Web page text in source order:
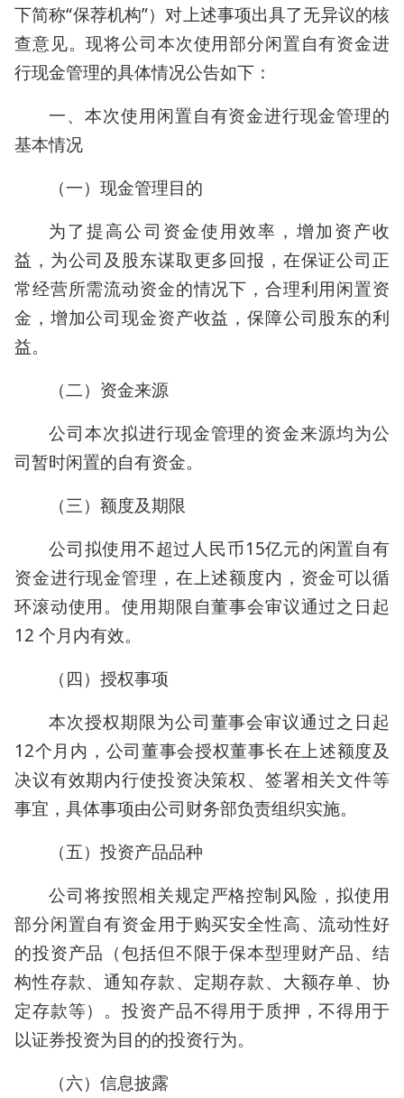
下简称“保荐机构”）对上述事项出具了无异议的核
查意见。现将公司本次使用部分闲置自有资金进
行现金管理的具体情况公告如下：
一、本次使用闲置自有资金进行现金管理的
基本情况
（一）现金管理目的
为了提高公司资金使用效率，增加资产收
益，为公司及股东谋取更多回报，在保证公司正
常经营所需流动资金的情况下，合理利用闲置资
金，增加公司现金资产收益，保障公司股东的利
益。
（二）资金来源
公司本次拟进行现金管理的资金来源均为公
司暂时闲置的自有资金。
（三）额度及期限
公司拟使用不超过人民币15亿元的闲置自有
资金进行现金管理，在上述额度内，资金可以循
环滚动使用。使用期限自董事会审议通过之日起
12 个月内有效。
（四）授权事项
本次授权期限为公司董事会审议通过之日起
12个月内，公司董事会授权董事长在上述额度及
决议有效期内行使投资决策权、签署相关文件等
事宜，具体事项由公司财务部负责组织实施。
（五）投资产品品种
公司将按照相关规定严格控制风险，拟使用
部分闲置自有资金用于购买安全性高、流动性好
的投资产品（包括但不限于保本型理财产品、结
构性存款、通知存款、定期存款、大额存单、协
定存款等）。投资产品不得用于质押，不得用于
以证券投资为目的的投资行为。
（六）信息披露